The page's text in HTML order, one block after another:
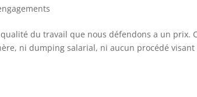
du travail que nous défendons a un prix.
ni dumping salarial, ni aucun procédé